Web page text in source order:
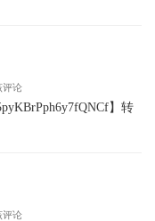
评论
】转
评论